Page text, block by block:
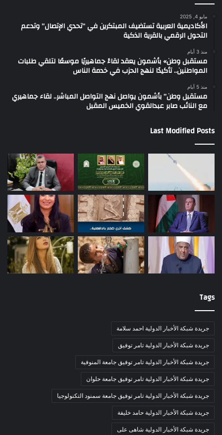
مايو 4, 2025
الأكاديمية العربية تستضيف المبتكرين في “تحدي الإتصال” وتدعم
التحول الرقمي بالقرية الذكية
منذ 3 أيام
مستقبل وطن» بأشمون يعقد لقاءً جماهيريًا موسعًا لتلقي طلبات
المواطنين.. تأكيدًا لنهج الحزب في خدمة الناس
منذ 5 أيام
مستقبل وطن” بأشمون يواصل نهج التواصل المباشر.. لقاء جماهيري
مع النائب صابر عبدالقوي الخميس المقبل
Last Modified Posts
Tags
جريدة شبكة الأخبار الدولية احمد سلامة
جريدة شبكة الأخبار الدولية تامر توفيق
جريدة شبكة الأخبار الدولية تامر توفيق جامعة المنوفية
جريدة شبكة الأخبار الدولية تامر توفيق جامعة حلوان
جريدة شبكة الأخبار الدولية تامر توفيق جامعة سمنود التكنولوجيا
جريدة شبكة الأخبار الدولية حامد خليفة
جريدة شبكة الأخبار الدولية شاهى على